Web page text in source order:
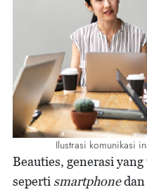
Ilustrasi komunikasi
Beauties, generasi
seperti smartphonedan